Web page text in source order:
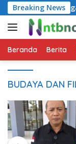
Langsung
ke
konten
Breaking News
Kunjungan
Beranda Berita
BUDAYA DAN